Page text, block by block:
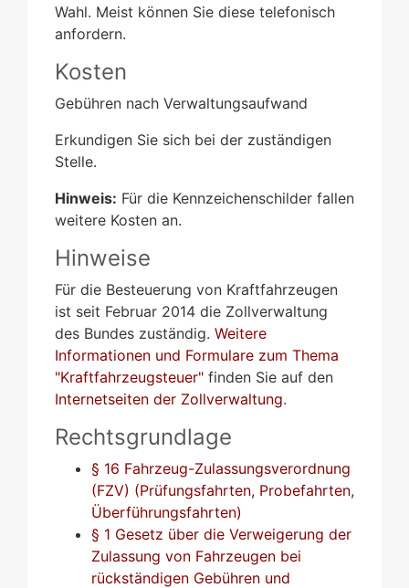
Wahl. Meist können Sie diese telefonisch
anfordern.
Kosten
Gebühren nach Verwaltungsaufwand
Erkundigen Sie sich bei der zuständigen
Stelle.
Hinweis: Für die Kennzeichenschilder fallen
weitere Kosten an.
Hinweise
Für die Besteuerung von Kraftfahrzeugen
ist seit Februar 2014 die Zollverwaltung
des Bundes zuständig. Weitere
Informationen und Formulare zum Thema
"Kraftfahrzeugsteuer" finden Sie auf den
Internetseiten der Zollverwaltung.
Rechtsgrundlage
§ 16 Fahrzeug-Zulassungsverordnung
(FZV) (Prüfungsfahrten, Probefahrten,
Überführungsfahrten)
§ 1 Gesetz über die Verweigerung der
Zulassung von Fahrzeugen bei
rückständigen Gebühren und